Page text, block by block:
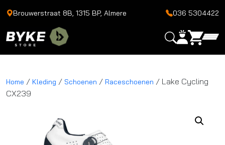
Brouwerstraat 8B, 1315 BP, Almere 036 5304422
Home / Kleding / Schoenen / Raceschoenen / Lake Cycling
CX239